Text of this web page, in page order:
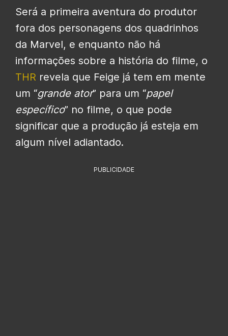
Será a primeira aventura do produtor
fora dos personagens dos quadrinhos
da Marvel, e enquanto não há
informações sobre a história do filme, o
THR revela que Feige já tem em mente
um “grande ator” para um “papel
específico” no filme, o que pode
significar que a produção já esteja em
algum nível adiantado.
PUBLICIDADE